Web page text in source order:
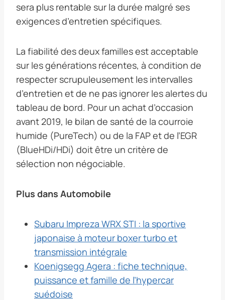
sera plus rentable sur la durée malgré ses
exigences d’entretien spécifiques.
La fiabilité des deux familles est acceptable
sur les générations récentes, à condition de
respecter scrupuleusement les intervalles
d’entretien et de ne pas ignorer les alertes du
tableau de bord. Pour un achat d’occasion
avant 2019, le bilan de santé de la courroie
humide (PureTech) ou de la FAP et de l’EGR
(BlueHDi/HDi) doit être un critère de
sélection non négociable.
Plus dans Automobile
Subaru Impreza WRX STI : la sportive
japonaise à moteur boxer turbo et
transmission intégrale
Koenigsegg Agera : fiche technique,
puissance et famille de l’hypercar
suédoise